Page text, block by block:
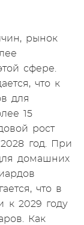
рынок
сфере.
что к
для
15
рост
год. При
домашних
что в
к 2029 году
Как